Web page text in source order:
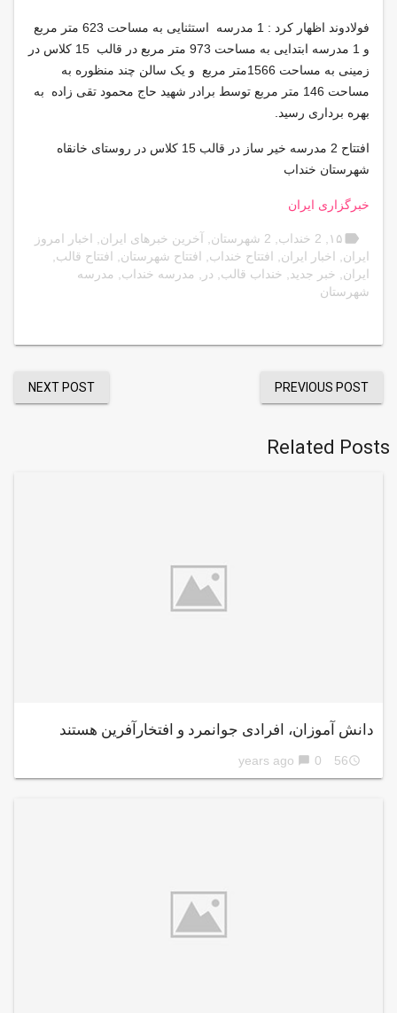
فولادوند اظهار كرد :
1 مدرسه استثنایی به مساحت 623 متر مربع
و 1 مدرسه ابتدایی به مساحت 973 متر مربع در قالب 15 کلاس در
زمینی به مساحت 1566متر مربع و یک سالن چند منظوره به
مساحت 146 متر مربع توسط برادر شهید حاج محمود تقی زاده به
بهره برداری رسید.
افتتاح 2 مدرسه خير ساز در قالب 15 کلاس در روستای خانقاه
شهرستان خنداب
خبرگزاری ایران
label۱۵ 2 خنداب 2 شهرستان آخرین خبرهای ایران
اخبار امروز
ایران
اخبار ایران افتتاح خنداب افتتاح شهرستان افتتاح قالب
ایران
خبر جدید خنداب قالب در مدرسه خنداب
مدرسه
شهرستان
PREVIOUS POST
NEXT POST
Related Posts
دانش آموزان، افرادی جوانمرد و افتخارآفرین هستند
access_time
56 years ago
chat_bubble 0